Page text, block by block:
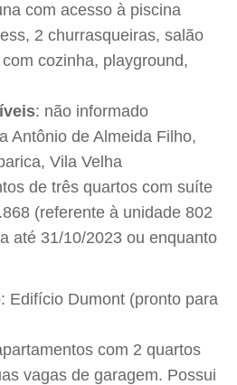
com acesso à piscina
2 churrasqueiras, salão
cozinha, playground,
: não informado
Antônio de Almeida Filho,
Vila Velha
de três quartos com suíte
(referente à unidade 802
até 31/10/2023 ou enquanto
: Edifício Dumont (pronto para
com 2 quartos
vagas de garagem. Possui